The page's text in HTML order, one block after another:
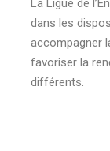
La Ligue de
dans les
accompagner
favoriser la
différents.